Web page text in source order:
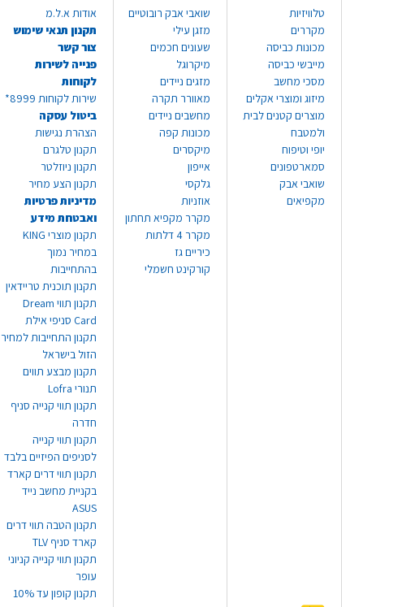
טלוויזיות
מקררים
מכונות כביסה
מייבשי כביסה
מסכי מחשב
מיזוג ומוצרי אקלים
מוצרים קטנים לבית
ולמטבח
יופי וטיפוח
סמארטפונים
שואבי אבק
מקפיאים
שואבי אבק רובוטיים
מזגן עילי
שעונים חכמים
מיקרוגל
מזגים ניידים
מאוורר תקרה
מחשבים ניידים
מכונות קפה
מיקסרים
אייפון
גלקסי
אוזניות
מקרר מקפיא תחתון
מקרר 4 דלתות
כיריים גז
קורקינט חשמלי
אודות א.ל.מ
תקנון תנאי שימוש
צור קשר
פנייה לשירות
לקוחות
שירות לקוחות 8999*
ביטול עסקה
הצהרת נגישות
תקנון טלגרם
תקנון ניוזלטר
תקנון הצע מחיר
מדיניות פרטיות
ואבטחת מידע
תקנון מוצרי KING
במחיר נמוך
בהתחייבות
תקנון תוכנית טריידאין
תקנון תווי Dream
Card סניפי אילת
תקנון התחייבות למחיר
הזול בישראל
תקנון מבצע תווים
תנורי Lofra
תקנון תווי קנייה סניף
חדרה
תקנון תווי קנייה
לסניפים הפיזיים בלבד
תקנון תווי דרים קארד
בקניית מחשב נייד
ASUS
תקנון הטבה תווי דרים
קארד סניף TLV
תקנון תווי קנייה קניוני
עופר
תקנון קופון עד 10%